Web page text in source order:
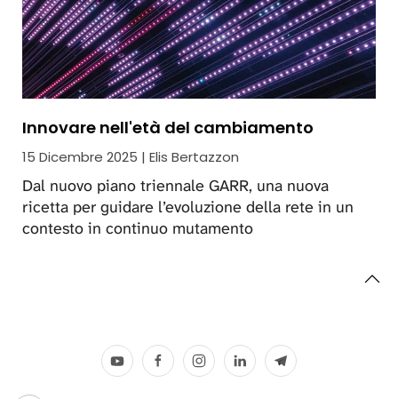
Innovare nell'età del cambiamento
15 Dicembre 2025 | Elis Bertazzon
Dal nuovo piano triennale GARR, una nuova
ricetta per guidare l’evoluzione della rete in un
contesto in continuo mutamento